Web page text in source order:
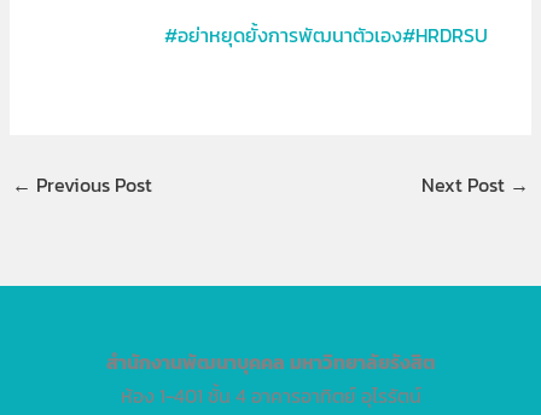
#อย่าหยุดยั้งการพัฒนาตัวเอง#HRDRSU
← Previous Post Next Post →
สำนักงานพัฒนาบุคคล มหาวิทยาลัยรังสิต
ห้อง 1-401 ชั้น 4 อาคารอาทิตย์ อุไรรัตน์